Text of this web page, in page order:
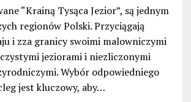
“Krainą Tysąca Jezior”, są jednym
regionów Polski. Przyciągają
i zza granicy swoimi malowniczymi
jeziorami i niezliczonymi
Wybór odpowiedniego
jest kluczowy, aby…